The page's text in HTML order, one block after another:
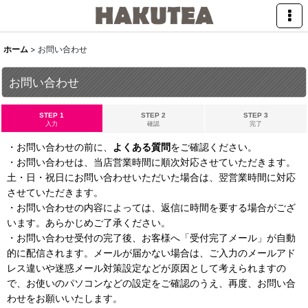
ホーム > お問い合わせ
お問い合わせ
STEP 1
入力
STEP 2
確認
STEP 3
完了
・お問い合わせの前に、 よくある質問をご確認ください。
・お問い合わせは、当店営業時間に順次対応させていただきます。
土・日・祝日にお問い合わせいただいた場合は、翌営業時間に対応
させていただきます。
・お問い合わせの内容によっては、返信に時間を要する場合がござ
います。あらかじめご了承ください。
・お問い合わせ受付の完了後、お客様へ「受付完了メール」が自動
的に配信されます。メールが届かない場合は、ご入力のメールアド
レス違いや迷惑メール対策設定などが原因として考えられますの
で、お使いのパソコンなどの設定をご確認のうえ、再度、お問い合
わせをお願いいたします。